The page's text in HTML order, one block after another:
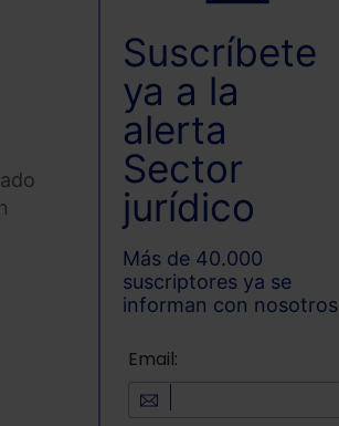
Suscríbete
ya a la
alerta
Sector
jurídico
Más de 40.000
suscriptores ya se
informan con nosotros
Email: